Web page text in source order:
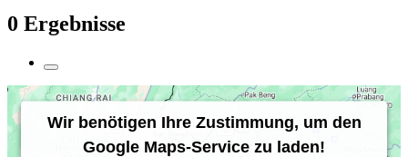
0 Ergebnisse
Wir benötigen Ihre Zustimmung, um den
Google Maps-Service zu laden!